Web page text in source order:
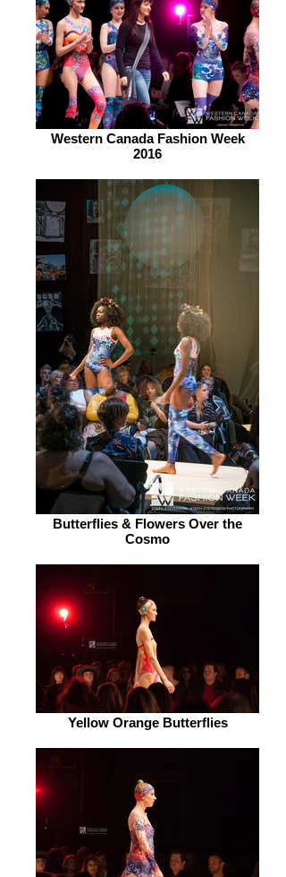
Western Canada Fashion Week
2016
Butterflies & Flowers Over the
Cosmo
Yellow Orange Butterflies